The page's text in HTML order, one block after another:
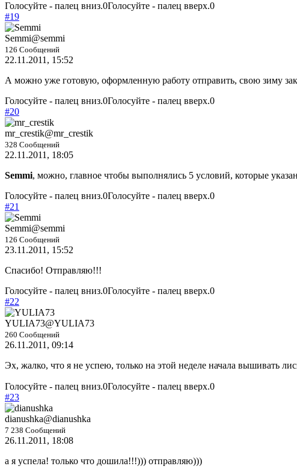
Голосуйте - палец вниз.0Голосуйте - палец вверх.0
#19
Semmi@semmi
126 Сообщений
22.11.2011, 15:52
А можно уже готовую, оформленную работу отправить, свою зиму
Голосуйте - палец вниз.0Голосуйте - палец вверх.0
#20
mr_crestik@mr_crestik
328 Сообщений
22.11.2011, 18:05
Semmi, можно, главное чтобы выполнялись 5 условий, которые
Голосуйте - палец вниз.0Голосуйте - палец вверх.0
#21
Semmi@semmi
126 Сообщений
23.11.2011, 15:52
Спасибо! Отправляю!!!
Голосуйте - палец вниз.0Голосуйте - палец вверх.0
#22
YULIA73@YULIA73
260 Сообщений
26.11.2011, 09:14
Эх, жалко, что я не успею, только на этой неделе начала вышивать
Голосуйте - палец вниз.0Голосуйте - палец вверх.0
#23
dianushka@dianushka
7 238 Сообщений
26.11.2011, 18:08
а я успела! только что дошила!!!))) отправляю)))